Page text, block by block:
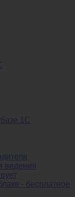
1С
ведения
- бесплатное